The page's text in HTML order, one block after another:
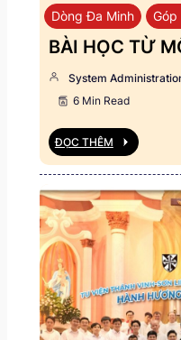
Dòng Đa Minh Góp
BÀI HỌC TỪ
System
6 Min Read
ĐỌC THÊM